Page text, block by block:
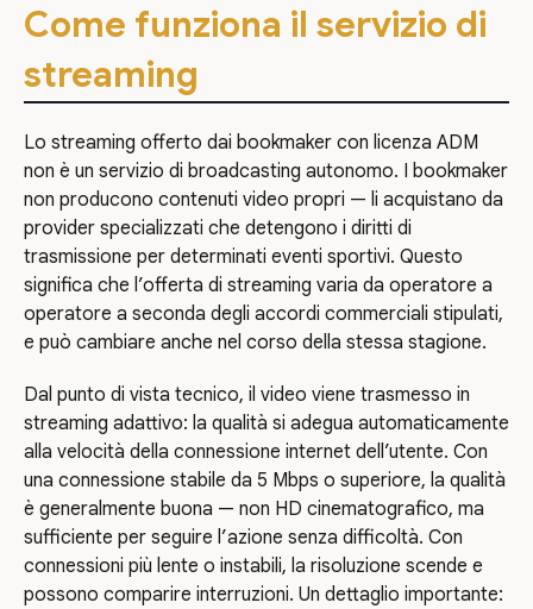
Come funziona il servizio di
streaming
Lo streaming offerto dai bookmaker con licenza ADM
non è un servizio di broadcasting autonomo. I bookmaker
non producono contenuti video propri — li acquistano da
provider specializzati che detengono i diritti di
trasmissione per determinati eventi sportivi. Questo
significa che l’offerta di streaming varia da operatore a
operatore a seconda degli accordi commerciali stipulati,
e può cambiare anche nel corso della stessa stagione.
Dal punto di vista tecnico, il video viene trasmesso in
streaming adattivo: la qualità si adegua automaticamente
alla velocità della connessione internet dell’utente. Con
una connessione stabile da 5 Mbps o superiore, la qualità
è generalmente buona — non HD cinematografico, ma
sufficiente per seguire l’azione senza difficoltà. Con
connessioni più lente o instabili, la risoluzione scende e
possono comparire interruzioni. Un dettaglio importante: